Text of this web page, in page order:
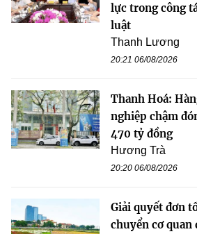
lực trong công
luật
Thanh Lương
20:21 06/08/2026
Thanh Hoá:
nghiệp chậm
470 tỷ đồng
Hương Trà
20:20 06/08/2026
Giải quyết đơn
chuyển cơ quan